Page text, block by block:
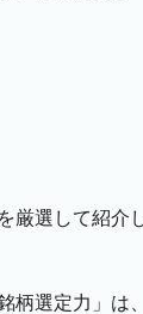
厳選して紹介
柄選定力」は、